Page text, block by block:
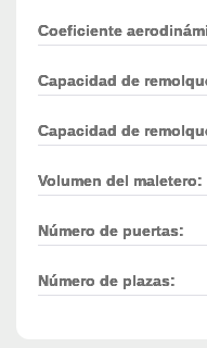
Coeficiente
Capacidad de
Capacidad de
Volumen del maletero:
Número de puertas:
Número de plazas: